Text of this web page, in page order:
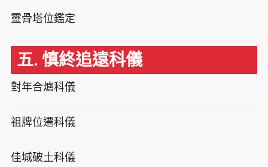
靈骨塔位鑑定
五. 慎終追遠科儀
對年合爐科儀
祖牌位遷科儀
佳城破土科儀